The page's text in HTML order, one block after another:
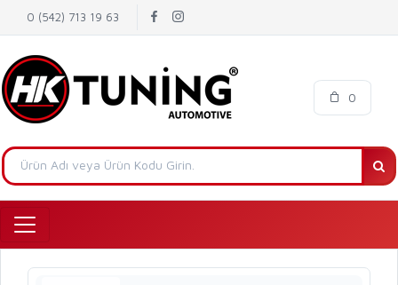
0 (542) 713 19 63
0